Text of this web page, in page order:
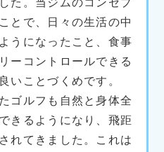
とで、日々の生活の中
うになったこと、食事
ーコントロールできる
いことづくめです。
ゴルフも自然と身体全
きるようになり、飛距
れてきました。これは